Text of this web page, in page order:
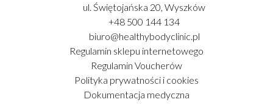
ul. Świętojańska 20, Wyszków
+48 500 144 134
biuro@healthybodyclinic.pl
Regulamin sklepu internetowego
Regulamin Voucherów
Polityka prywatności i cookies
Dokumentacja medyczna